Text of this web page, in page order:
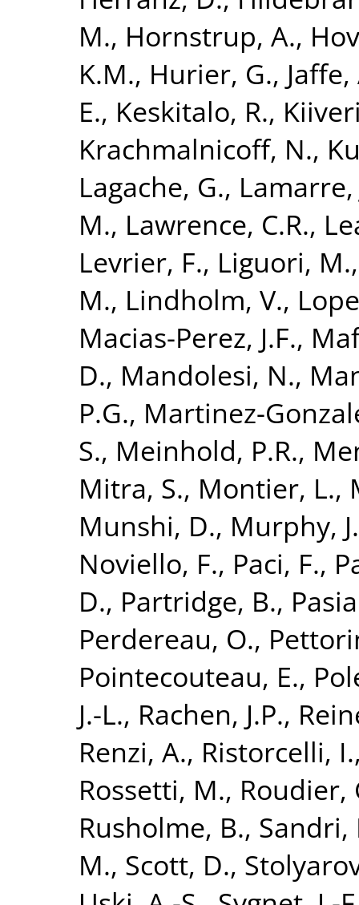
M., Hornstrup, A.,
K.M., Hurier, G.,
E., Keskitalo, R.,
Krachmalnicoff, N.,
Lagache, G., Lamarre,
M., Lawrence, C.R.,
Levrier, F., Liguori, M.
M., Lindholm, V.,
Macias-Perez, J.F.,
D., Mandolesi, N.,
P.G., Martinez-
S., Meinhold, P.R.,
Mitra, S., Montier, L.,
Munshi, D., Murphy,
Noviello, F., Paci, F.,
D., Partridge, B.,
Perdereau, O.,
Pointecouteau, E.,
J.-L., Rachen, J.P.,
Renzi, A., Ristorcelli, I.
Rossetti, M., Roudier,
Rusholme, B., Sandri,
M., Scott, D.,